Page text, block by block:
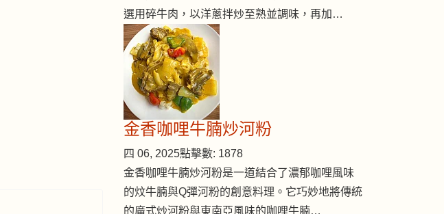
選用碎牛肉，以洋蔥拌炒至熟並調味，再加…
金香咖哩牛腩炒河粉
四 06, 2025點擊數: 1878
金香咖哩牛腩炒河粉是一道結合了濃郁咖哩風味
的炆牛腩與Q彈河粉的創意料理。它巧妙地將傳統
的廣式炒河粉與東南亞風味的咖哩牛腩…